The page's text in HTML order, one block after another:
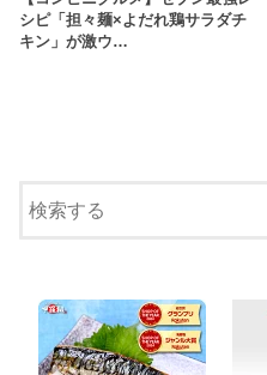
シピ「担々麺×よだれ鶏サラダチ
キン」が激ウ…